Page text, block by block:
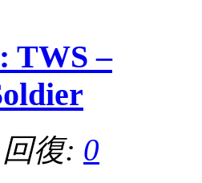
TWS –
復: 0